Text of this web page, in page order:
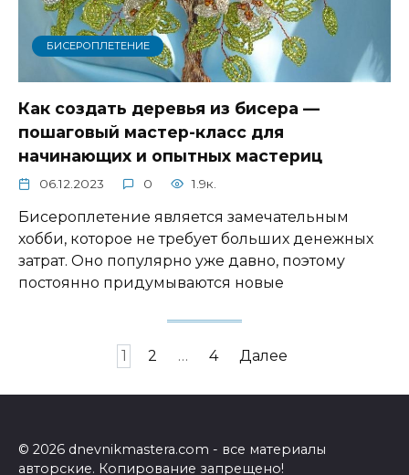
БИСЕРОПЛЕТЕНИЕ
Как создать деревья из бисера —
пошаговый мастер-класс для
начинающих и опытных мастериц
06.12.2023 0 1.9к.
Бисероплетение является замечательным
хобби, которое не требует больших денежных
затрат. Оно популярно уже давно, поэтому
постоянно придумываются новые
1 2 … 4 Далее
© 2026 dnevnikmastera.com - все материалы
авторские. Копирование запрещено!